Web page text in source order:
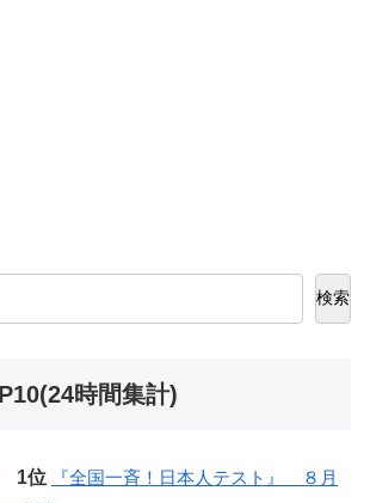
検索
時間集計)
『全国一斉！日本人テスト』 ８月